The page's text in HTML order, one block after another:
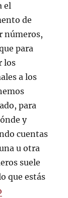
el
de
números,
para
los
a los
para
y
cuentas
u otra
suele
que estás